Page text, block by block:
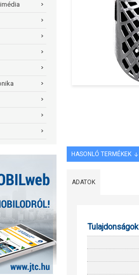
HASONLÓ TERMÉKEK
ADATOK
Tulajdonságok